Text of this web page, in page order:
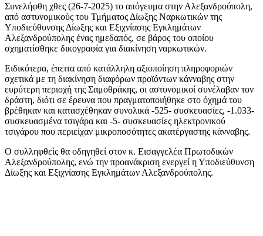
Συνελήφθη χθες (26-7-2025) το απόγευμα στην Αλεξανδρούπολη,
από αστυνομικούς του Τμήματος Δίωξης Ναρκωτικών της
Υποδιεύθυνσης Δίωξης και Εξιχνίασης Εγκλημάτων
Αλεξανδρούπολης ένας ημεδαπός, σε βάρος του οποίου
σχηματίσθηκε δικογραφία για διακίνηση ναρκωτικών.
Ειδικότερα, έπειτα από κατάλληλη αξιοποίηση πληροφοριών
σχετικά με τη διακίνηση διαφόρων προϊόντων κάνναβης στην
ευρύτερη περιοχή της Σαμοθράκης, οι αστυνομικοί συνέλαβαν τον
δράστη, διότι σε έρευνα που πραγματοποιήθηκε στο όχημά του
βρέθηκαν και κατασχέθηκαν συνολικά -525- συσκευασίες, -1.033-
συσκευασμένα τσιγάρα και -5- συσκευασίες ηλεκτρονικού
τσιγάρου που περιείχαν μικροποσότητες ακατέργαστης κάνναβης.
Ο συλληφθείς θα οδηγηθεί στον κ. Εισαγγελέα Πρωτοδικών
Αλεξανδρούπολης, ενώ την προανάκριση ενεργεί η Υποδιεύθυνση
Δίωξης και Εξιχνίασης Εγκλημάτων Αλεξανδρούπολης.